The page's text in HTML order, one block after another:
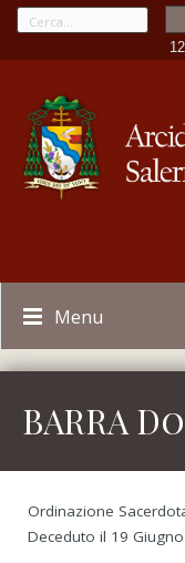
Menu
BARRA
Ordinazione
Deceduto il 19